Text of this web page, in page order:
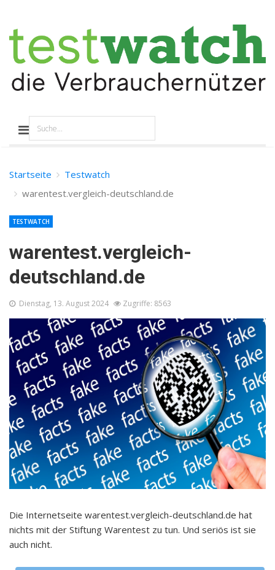
Startseite
Testwatch
warentest.vergleich-deutschland.de
warentest.vergleich-
deutschland.de
TESTWATCH
Dienstag, 13. August 2024 Zugriffe: 8563
Die Internetseite warentest.vergleich-deutschland.de hat
nichts mit der Stiftung Warentest zu tun. Und seriös ist sie
auch nicht.